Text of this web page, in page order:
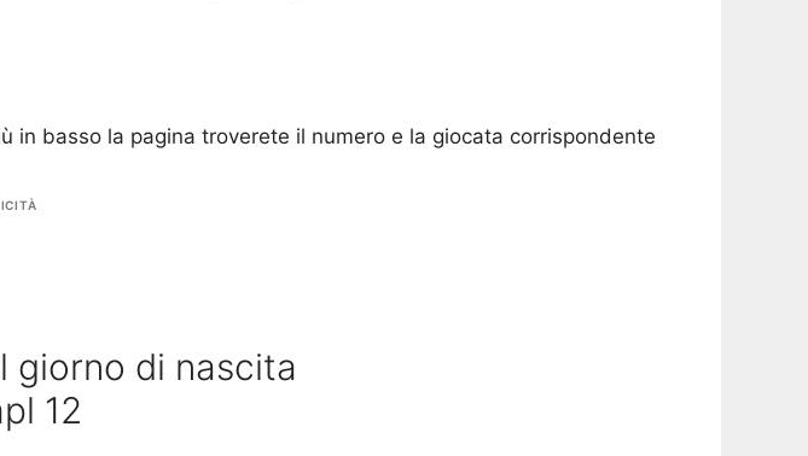
in basso la pagina troverete il numero e la giocata corrispondente
giorno di nascita